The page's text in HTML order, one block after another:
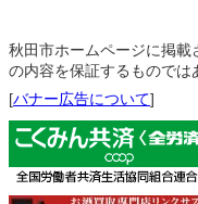
秋田市ホームページに掲載
の内容を保証するものでは
[バナー広告について]